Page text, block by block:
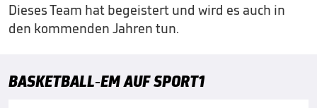
Dieses Team hat begeistert und wird es auch in
den kommenden Jahren tun.
BASKETBALL-EM AUF SPORT1